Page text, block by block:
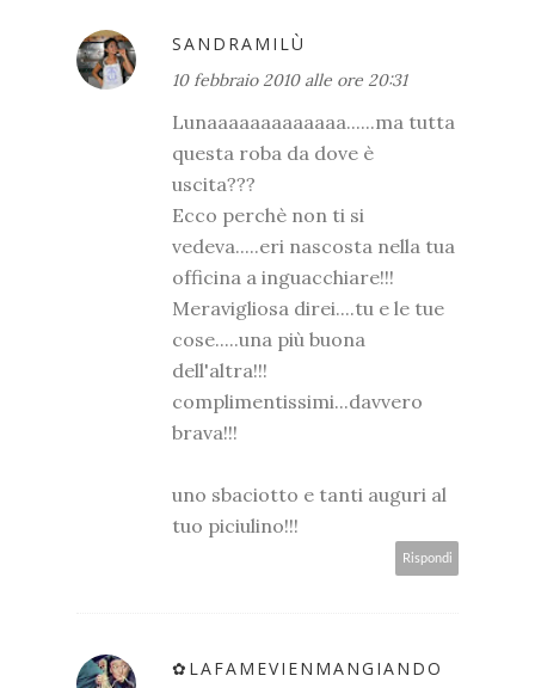
SANDRAMILÙ
10 febbraio 2010 alle ore 20:31
Lunaaaaaaaaaaaaa......ma tutta
questa roba da dove è
uscita???
Ecco perchè non ti si
vedeva.....eri nascosta nella tua
officina a inguacchiare!!!
Meravigliosa direi....tu e le tue
cose.....una più buona
dell'altra!!!
complimentissimi...davvero
brava!!!
uno sbaciotto e tanti auguri al
tuo piciulino!!!
Rispondi
✿LAFAMEVIENMANGIANDO